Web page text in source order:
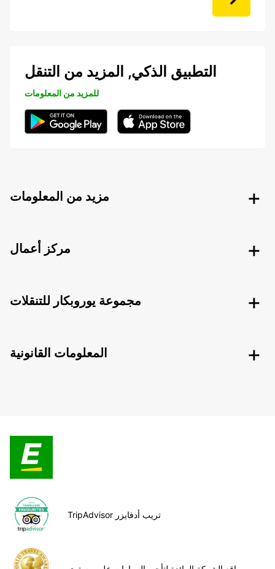
التطبيق الذكي, المزيد من التنقل
للمزيد من المعلومات
مزيد من المعلومات
مركز أعمال
مجموعة يوروبكار للتنقلات
المعلومات القانونية
TripAdvisor تريب أدفايزر